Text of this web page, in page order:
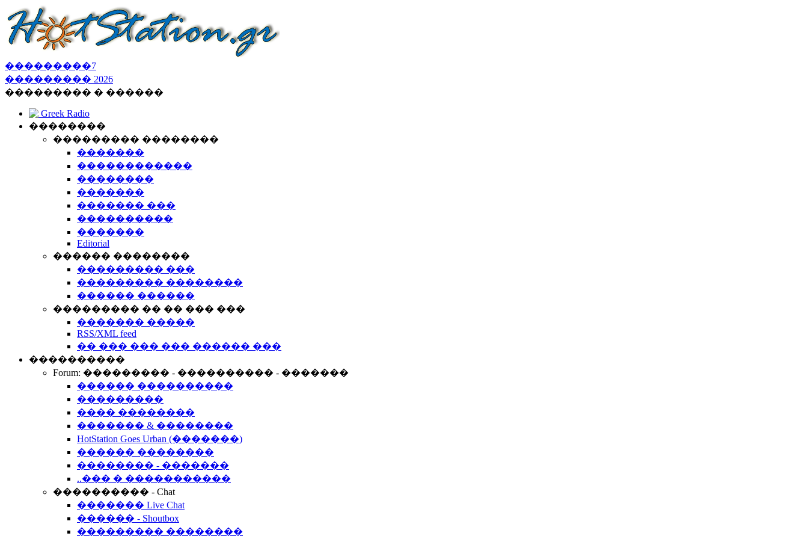
���������7
��������� 2026
��������� � ������
Greek Radio
��������
��������� ��������
�������
������������
��������
�������
������� ���
����������
�������
Editorial
������ ��������
��������� ���
��������� ��������
������ ������
��������� �� �� ��� ���
������� �����
RSS/XML feed
�� ��� ��� ��� ������ ���
����������
Forum: ��������� - ���������� - �������
������ ����������
���������
���� ��������
������� & ��������
HotStation Goes Urban (�������)
������ ��������
�������� - �������
..��� � �����������
���������� - Chat
������� Live Chat
������ - Shoutbox
��������� ��������